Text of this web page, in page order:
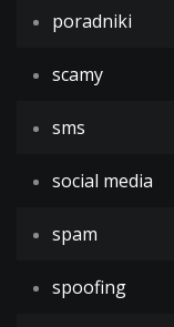
poradniki
scamy
sms
social media
spam
spoofing